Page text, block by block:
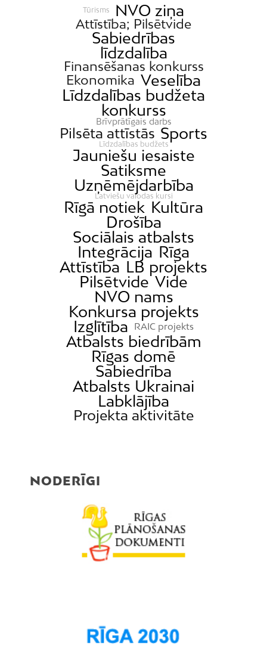
Tūrisms NVO ziņa
Attīstība; Pilsētvide
Sabiedrības
līdzdalība
Finansēšanas konkurss
Ekonomika Veselība
Līdzdalības budžeta
konkurss
Brīvprātīgais darbs
Pilsēta attīstās Sports
Līdzdalības budžets
Jauniešu iesaiste
Satiksme
Uzņēmējdarbība
Latviešu valodas kursi
Rīgā notiek Kultūra
Drošība
Sociālais atbalsts
Integrācija Rīga
Attīstība LB projekts
Pilsētvide Vide
NVO nams
Konkursa projekts
Izglītība
RAIC projekts
Atbalsts biedrībām
Rīgas domē
Sabiedrība
Atbalsts Ukrainai
Labklājība
Projekta aktivitāte
NODERĪGI